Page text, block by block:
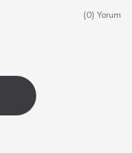
(0) Yorum